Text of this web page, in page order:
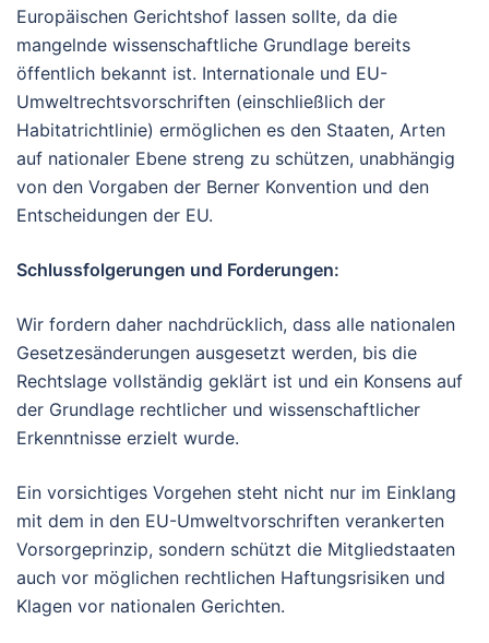
Europäischen Gerichtshof lassen sollte, da die
mangelnde wissenschaftliche Grundlage bereits
öffentlich bekannt ist. Internationale und EU-
Umweltrechtsvorschriften (einschließlich der
Habitatrichtlinie) ermöglichen es den Staaten, Arten
auf nationaler Ebene streng zu schützen, unabhängig
von den Vorgaben der Berner Konvention und den
Entscheidungen der EU.
Schlussfolgerungen und Forderungen:
Wir fordern daher nachdrücklich, dass alle nationalen
Gesetzesänderungen ausgesetzt werden, bis die
Rechtslage vollständig geklärt ist und ein Konsens auf
der Grundlage rechtlicher und wissenschaftlicher
Erkenntnisse erzielt wurde.
Ein vorsichtiges Vorgehen steht nicht nur im Einklang
mit dem in den EU-Umweltvorschriften verankerten
Vorsorgeprinzip, sondern schützt die Mitgliedstaaten
auch vor möglichen rechtlichen Haftungsrisiken und
Klagen vor nationalen Gerichten.